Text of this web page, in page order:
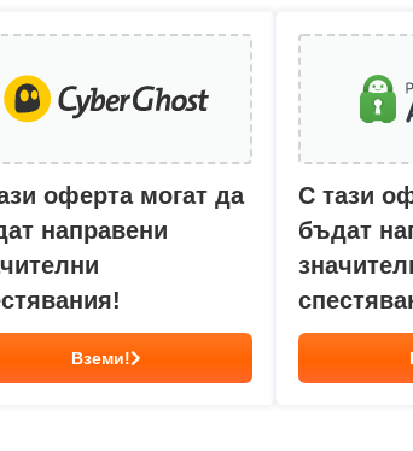
оферта могат да
направени
Вземи!
С тази
бъдат